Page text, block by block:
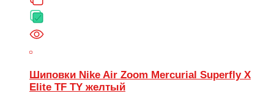
Шиповки Nike Air Zoom Mercurial Superfly X
Elite TF TY желтый